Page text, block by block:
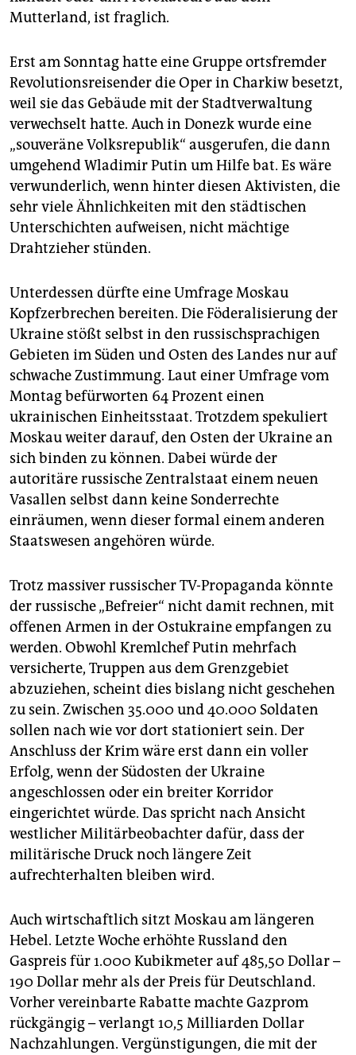
Mutterland, ist fraglich.
Erst am Sonntag hatte eine Gruppe ortsfremder
Revolutionsreisender die Oper in Charkiw besetzt,
weil sie das Gebäude mit der Stadtverwaltung
verwechselt hatte. Auch in Donezk wurde eine
„souveräne Volksrepublik“ ausgerufen, die dann
umgehend Wladimir Putin um Hilfe bat. Es wäre
verwunderlich, wenn hinter diesen Aktivisten, die
sehr viele Ähnlichkeiten mit den städtischen
Unterschichten aufweisen, nicht mächtige
Drahtzieher stünden.
Unterdessen dürfte eine Umfrage Moskau
Kopfzerbrechen bereiten. Die Föderalisierung der
Ukraine stößt selbst in den russischsprachigen
Gebieten im Süden und Osten des Landes nur auf
schwache Zustimmung. Laut einer Umfrage vom
Montag befürworten 64 Prozent einen
ukrainischen Einheitsstaat. Trotzdem spekuliert
Moskau weiter darauf, den Osten der Ukraine an
sich binden zu können. Dabei würde der
autoritäre russische Zentralstaat einem neuen
Vasallen selbst dann keine Sonderrechte
einräumen, wenn dieser formal einem anderen
Staatswesen angehören würde.
Trotz massiver russischer TV-Propaganda könnte
der russische „Befreier“ nicht damit rechnen, mit
offenen Armen in der Ostukraine empfangen zu
werden. Obwohl Kremlchef Putin mehrfach
versicherte, Truppen aus dem Grenzgebiet
abzuziehen, scheint dies bislang nicht geschehen
zu sein. Zwischen 35.000 und 40.000 Soldaten
sollen nach wie vor dort stationiert sein. Der
Anschluss der Krim wäre erst dann ein voller
Erfolg, wenn der Südosten der Ukraine
angeschlossen oder ein breiter Korridor
eingerichtet würde. Das spricht nach Ansicht
westlicher Militärbeobachter dafür, dass der
militärische Druck noch längere Zeit
aufrechterhalten bleiben wird.
Auch wirtschaftlich sitzt Moskau am längeren
Hebel. Letzte Woche erhöhte Russland den
Gaspreis für 1.000 Kubikmeter auf 485,50 Dollar –
190 Dollar mehr als der Preis für Deutschland.
Vorher vereinbarte Rabatte machte Gazprom
rückgängig – verlangt 10,5 Milliarden Dollar
Nachzahlungen. Vergünstigungen, die mit der